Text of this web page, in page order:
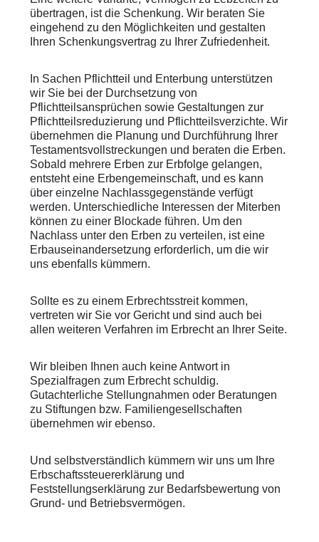
übertragen, ist die Schenkung. Wir beraten Sie
eingehend zu den Möglichkeiten und gestalten
Ihren Schenkungsvertrag zu Ihrer Zufriedenheit.
In Sachen Pflichtteil und Enterbung unterstützen
wir Sie bei der Durchsetzung von
Pflichtteilsansprüchen sowie Gestaltungen zur
Pflichtteilsreduzierung und Pflichtteilsverzichte. Wir
übernehmen die Planung und Durchführung Ihrer
Testamentsvollstreckungen und beraten die Erben.
Sobald mehrere Erben zur Erbfolge gelangen,
entsteht eine Erbengemeinschaft, und es kann
über einzelne Nachlassgegenstände verfügt
werden. Unterschiedliche Interessen der Miterben
können zu einer Blockade führen. Um den
Nachlass unter den Erben zu verteilen, ist eine
Erbauseinandersetzung erforderlich, um die wir
uns ebenfalls kümmern.
Sollte es zu einem Erbrechtsstreit kommen,
vertreten wir Sie vor Gericht und sind auch bei
allen weiteren Verfahren im Erbrecht an Ihrer Seite.
Wir bleiben Ihnen auch keine Antwort in
Spezialfragen zum Erbrecht schuldig.
Gutachterliche Stellungnahmen oder Beratungen
zu Stiftungen bzw. Familiengesellschaften
übernehmen wir ebenso.
Und selbstverständlich kümmern wir uns um Ihre
Erbschaftssteuererklärung und
Feststellungserklärung zur Bedarfsbewertung von
Grund- und Betriebsvermögen.